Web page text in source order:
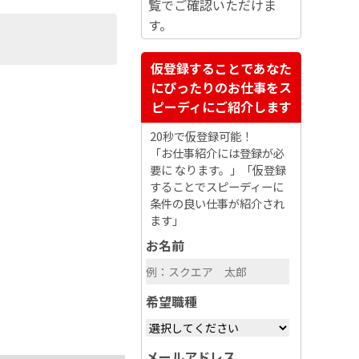
覧でご確認いただけま
す。
仮登録することであなた
にぴったりのお仕事をス
ピーディにご紹介します
20秒で仮登録可能！
「お仕事紹介には登録が必
要に なります。」「仮登録
することでスピーディーに
条件の良い仕事が紹介され
ます」
お名前
希望職種